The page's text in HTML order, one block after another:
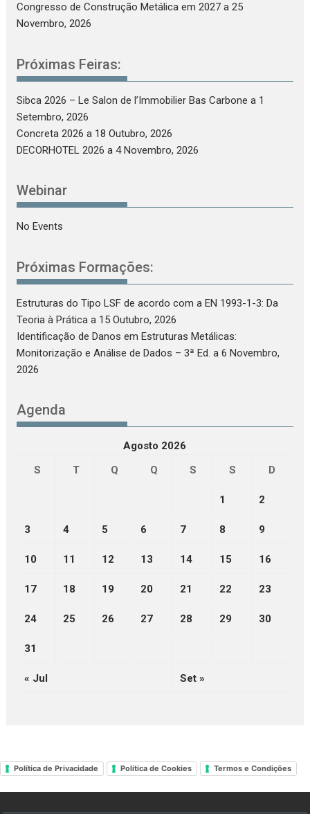
Congresso de Construção Metálica em 2027 a 25
Novembro, 2026
Próximas Feiras:
Sibca 2026 – Le Salon de l’Immobilier Bas Carbone a 1
Setembro, 2026
Concreta 2026 a 18 Outubro, 2026
DECORHOTEL 2026 a 4 Novembro, 2026
Webinar
No Events
Próximas Formações:
Estruturas do Tipo LSF de acordo com a EN 1993-1-3: Da
Teoria à Prática a 15 Outubro, 2026
Identificação de Danos em Estruturas Metálicas:
Monitorização e Análise de Dados – 3ª Ed. a 6 Novembro,
2026
Agenda
Agosto 2026
S
T Q Q S S D
1 2
3 4 5 6 7 8 9
10 11 12 13 14 15 16
17 18 19 20 21 22 23
24 25 26 27 28 29 30
31
« Jul Set »
Política de Privacidade Política de Cookies Termos e Condições